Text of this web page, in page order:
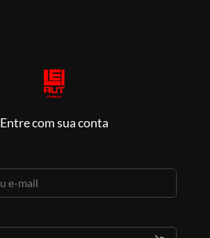
Entre com sua conta